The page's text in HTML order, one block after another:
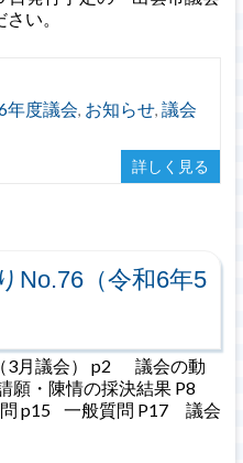
さい。
年度議会, お知らせ, 議会
詳しく見る
No.76（令和6年5
3月議会） p2 議会の動
・陳情の採決結果 P8
p15 一般質問 P17 議会